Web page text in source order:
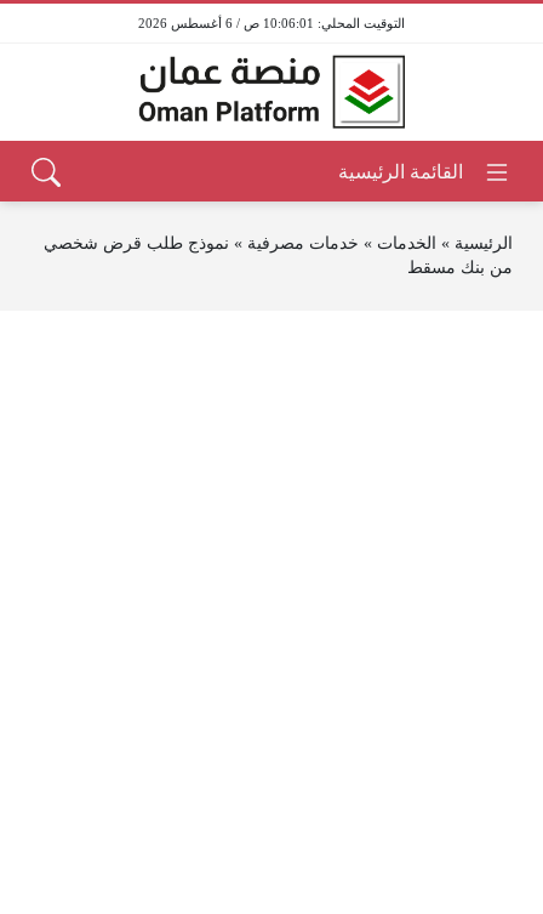
10:06:01 ص / 6 أغسطس 2026
الرئيسية » الخدمات » خدمات مصرفية » نموذج طلب قرض شخصي
من بنك مسقط